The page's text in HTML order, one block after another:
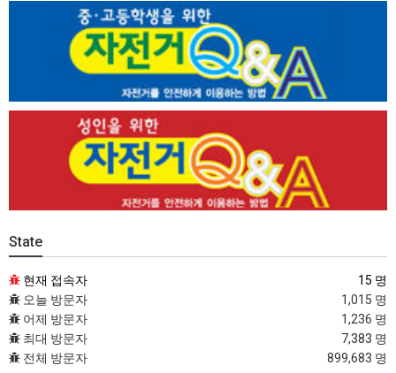
State
현재 접속자
15 명
오늘 방문자
1,015 명
어제 방문자
1,236 명
최대 방문자
7,383 명
전체 방문자
899,683 명